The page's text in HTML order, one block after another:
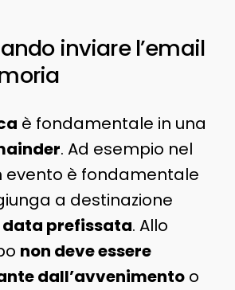
inviare l’email
è fondamentale in una
. Ad esempio nel
evento è fondamentale
a destinazione
prefissata. Allo
non deve essere
dall’avvenimentoo